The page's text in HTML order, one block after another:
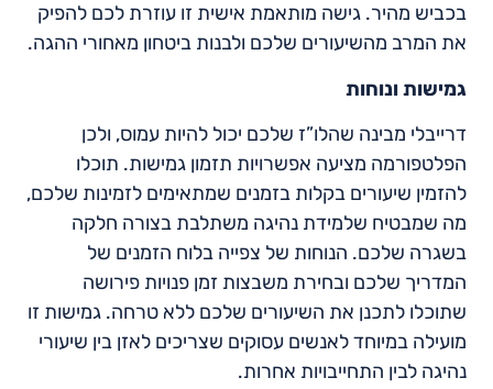
בכביש מהיר. גישה מותאמת אישית זו עוזרת לכם להפיק
את המרב מהשיעורים שלכם ולבנות ביטחון מאחורי ההגה.
גמישות ונוחות
דרייבלי מבינה שהלו”ז שלכם יכול להיות עמוס, ולכן
הפלטפורמה מציעה אפשרויות תזמון גמישות. תוכלו
להזמין שיעורים בקלות בזמנים שמתאימים לזמינות שלכם,
מה שמבטיח שלמידת נהיגה משתלבת בצורה חלקה
בשגרה שלכם. הנוחות של צפייה בלוח הזמנים של
המדריך שלכם ובחירת משבצות זמן פנויות פירושה
שתוכלו לתכנן את השיעורים שלכם ללא טרחה. גמישות זו
מועילה במיוחד לאנשים עסוקים שצריכים לאזן בין שיעורי
נהיגה לבין התחייבויות אחרות.